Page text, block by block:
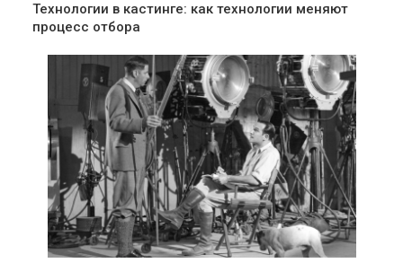
Технологии в кастинге: как технологии меняют
процесс отбора